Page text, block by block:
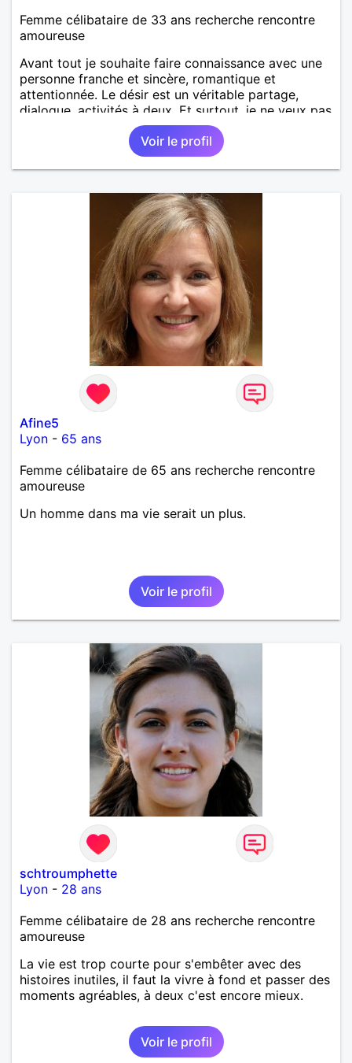
Femme célibataire de 33 ans recherche rencontre
amoureuse
Avant tout je souhaite faire connaissance avec une
personne franche et sincère, romantique et
attentionnée. Le désir est un véritable partage,
dialogue, activités à deux. Et surtout, je ne veux pas
être trompé donc de la franchise.
Voir le profil
Afine5
Lyon - 65 ans
Femme célibataire de 65 ans recherche rencontre
amoureuse
Un homme dans ma vie serait un plus.
Voir le profil
schtroumphette
Lyon - 28 ans
Femme célibataire de 28 ans recherche rencontre
amoureuse
La vie est trop courte pour s'embêter avec des
histoires inutiles, il faut la vivre à fond et passer des
moments agréables, à deux c'est encore mieux.
Voir le profil